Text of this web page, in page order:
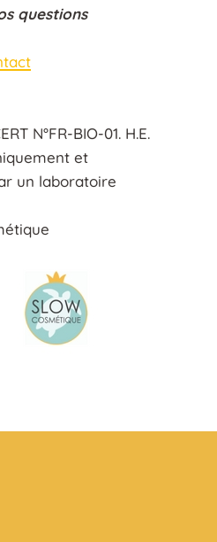
questions
N°FR-BIO-01. H.E.
et
un laboratoire